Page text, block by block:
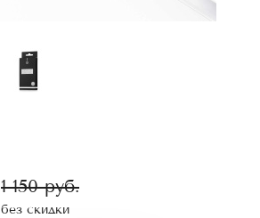
1 150руб.
без скидки